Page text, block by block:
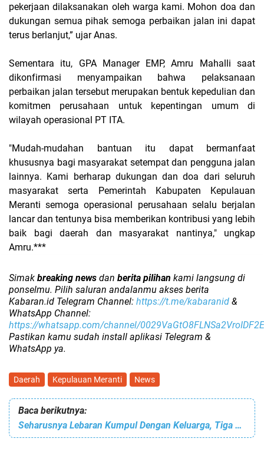
pekerjaan dilaksanakan oleh warga kami. Mohon doa dan
dukungan semua pihak semoga perbaikan jalan ini dapat
terus berlanjut,” ujar Anas.
Sementara itu, GPA Manager EMP, Amru Mahalli saat
dikonfirmasi menyampaikan bahwa pelaksanaan
perbaikan jalan tersebut merupakan bentuk kepedulian dan
komitmen perusahaan untuk kepentingan umum di
wilayah operasional PT ITA.
"Mudah-mudahan bantuan itu dapat bermanfaat
khususnya bagi masyarakat setempat dan pengguna jalan
lainnya. Kami berharap dukungan dan doa dari seluruh
masyarakat serta Pemerintah Kabupaten Kepulauan
Meranti semoga operasional perusahaan selalu berjalan
lancar dan tentunya bisa memberikan kontribusi yang lebih
baik bagi daerah dan masyarakat nantinya," ungkap
Amru.***
Simak breaking news dan berita pilihan kami langsung di
ponselmu. Pilih saluran andalanmu akses berita
Kabaran.id Telegram Channel: https://t.me/kabaranid &
WhatsApp Channel:
https://whatsapp.com/channel/0029VaGtO8FLNSa2VroIDF2E
Pastikan kamu sudah install aplikasi Telegram &
WhatsApp ya.
Daerah Kepulauan Meranti News
Baca berikutnya:
Seharusnya Lebaran Kumpul Dengan Keluarga, Tiga Pria Harus Lebaran Dalam Bui.